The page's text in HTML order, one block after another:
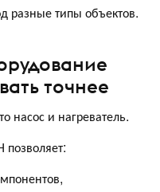
разные типы объектов.
точнее
насос и нагреватель.